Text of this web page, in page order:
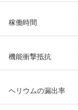
稼働時間
機能衝撃抵抗
ヘリウムの漏出率